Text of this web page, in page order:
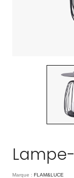
Marque : FLAM&LUCE